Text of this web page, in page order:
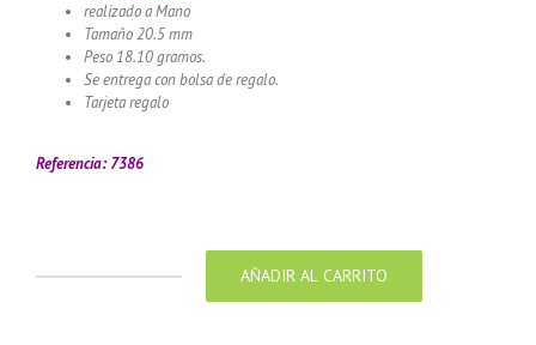
realizado a Mano
Tamaño 20.5 mm
Peso 18.10 gramos.
Se entrega con bolsa de regalo.
Tarjeta regalo
Referencia: 7386
AÑADIR AL CARRITO